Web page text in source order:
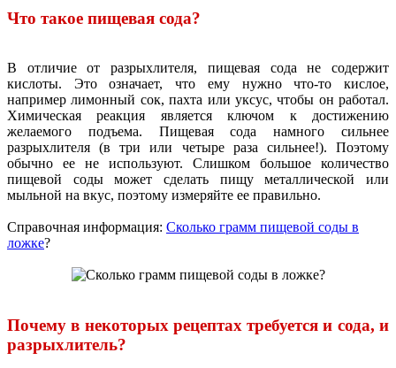
Что такое пищевая сода?
В отличие от разрыхлителя, пищевая сода не содержит
кислоты. Это означает, что ему нужно что-то кислое,
например лимонный сок, пахта или уксус, чтобы он работал.
Химическая реакция является ключом к достижению
желаемого подъема. Пищевая сода намного сильнее
разрыхлителя (в три или четыре раза сильнее!). Поэтому
обычно ее не используют. Слишком большое количество
пищевой соды может сделать пищу металлической или
мыльной на вкус, поэтому измеряйте ее правильно.
Справочная информация: Сколько грамм пищевой соды в
ложке?
Почему в некоторых рецептах требуется и сода, и
разрыхлитель?